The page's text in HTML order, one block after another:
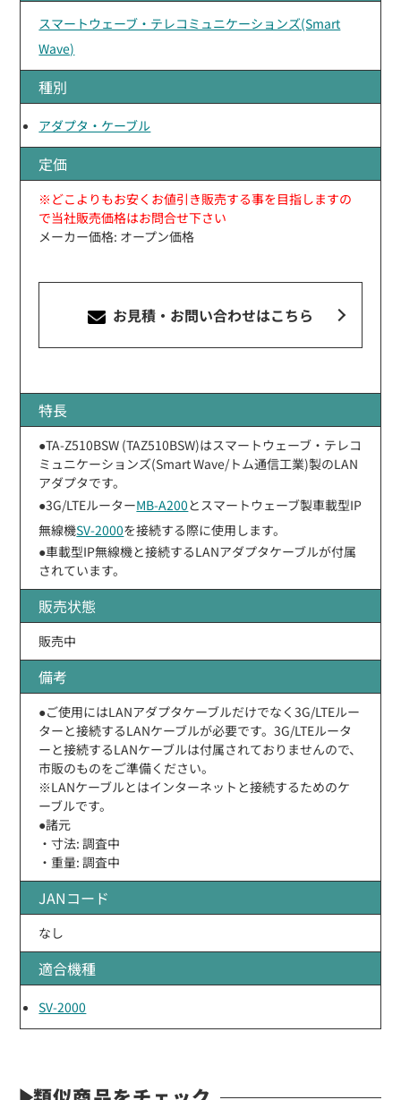
スマートウェーブ・テレコミュニケーションズ(Smart
Wave)
種別
アダプタ・ケーブル
定価
※どこよりもお安くお値引き販売する事を目指しますの
で当社販売価格はお問合せ下さい
メーカー価格: オープン価格
お見積・お問い合わせはこちら
特長
●TA-Z510BSW (TAZ510BSW)はスマートウェーブ・テレコ
ミュニケーションズ(Smart Wave/トム通信工業)製のLAN
アダプタです。
●3G/LTEルーターMB-A200とスマートウェーブ製車載型IP
無線機SV-2000を接続する際に使用します。
●車載型IP無線機と接続するLANアダプタケーブルが付属
されています。
販売状態
販売中
備考
●ご使用にはLANアダプタケーブルだけでなく3G/LTEルー
ターと接続するLANケーブルが必要です。3G/LTEルータ
ーと接続するLANケーブルは付属されておりませんので、
市販のものをご準備ください。
※LANケーブルとはインターネットと接続するためのケ
ーブルです。
●諸元
・寸法: 調査中
・重量: 調査中
JANコード
なし
適合機種
SV-2000